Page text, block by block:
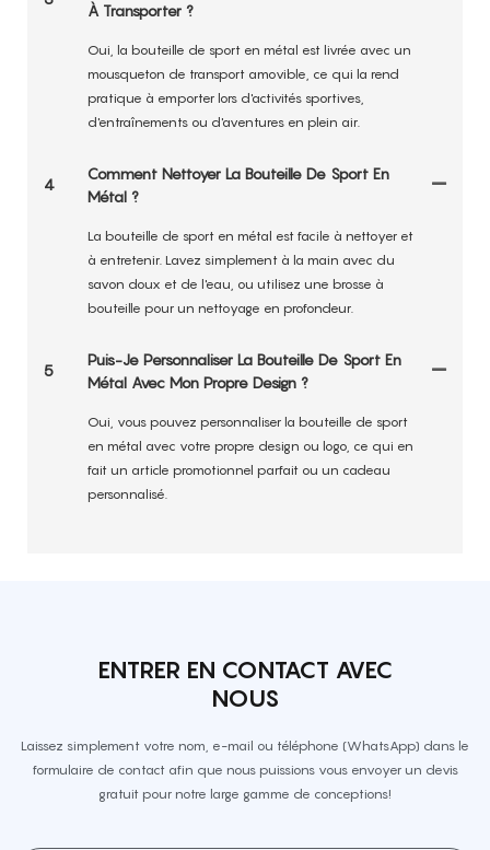
À Transporter ?
Oui, la bouteille de sport en métal est livrée avec un
mousqueton de transport amovible, ce qui la rend
pratique à emporter lors d'activités sportives,
d'entraînements ou d'aventures en plein air.
4
Comment Nettoyer La Bouteille De Sport En
Métal ?
La bouteille de sport en métal est facile à nettoyer et
à entretenir. Lavez simplement à la main avec du
savon doux et de l'eau, ou utilisez une brosse à
bouteille pour un nettoyage en profondeur.
5
Puis-Je Personnaliser La Bouteille De Sport En
Métal Avec Mon Propre Design ?
Oui, vous pouvez personnaliser la bouteille de sport
en métal avec votre propre design ou logo, ce qui en
fait un article promotionnel parfait ou un cadeau
personnalisé.
ENTRER EN CONTACT AVEC
NOUS
Laissez simplement votre nom, e-mail ou téléphone (WhatsApp) dans le
formulaire de contact afin que nous puissions vous envoyer un devis
gratuit pour notre large gamme de conceptions!